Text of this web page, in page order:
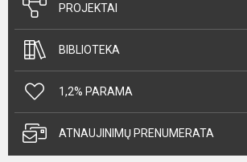
PROJEKTAI
BIBLIOTEKA
1,2% PARAMA
ATNAUJINIMŲ PRENUMERATA